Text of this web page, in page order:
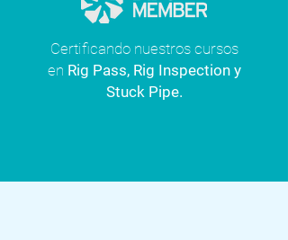
Certificando nuestros cursos
en Rig Pass, Rig Inspection y
Stuck Pipe.